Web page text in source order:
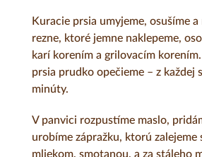
Kuracie prsia umyjeme, osušíme a
rezne, ktoré jemne naklepeme,
karí korením a grilovacím
prsia prudko opečieme – z každej
minúty.
V panvici rozpustíme maslo,
urobíme zápražku, ktorú zalejeme
mliekom, smotanou, a za stáleho